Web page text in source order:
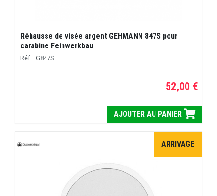
Réhausse de visée argent GEHMANN 847S pour
carabine Feinwerkbau
Réf. : G847S
52,00 €
AJOUTER AU PANIER
ARRIVAGE